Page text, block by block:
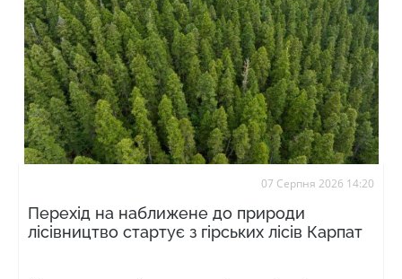
07 Серпня 2026 14:20
Перехід на наближене до природи
лісівництво стартує з гірських лісів Карпат